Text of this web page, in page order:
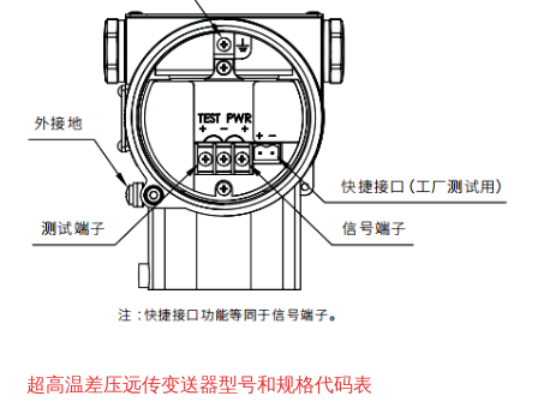
超高温差压远传变送器型号和规格代码表